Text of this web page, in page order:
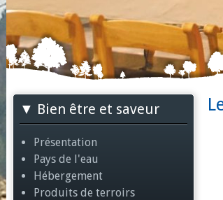
Bien être et saveur
Présentation
Pays de l'eau
Hébergement
Produits de terroirs